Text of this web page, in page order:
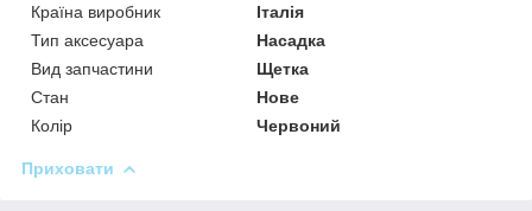
Країна виробник
Італія
Тип аксесуара
Насадка
Вид запчастини
Щетка
Стан
Нове
Колір
Червоний
Приховати